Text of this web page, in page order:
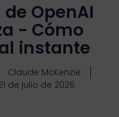
OpenAI
- Cómo
instante
Claude McKenzie
de julio de 2026